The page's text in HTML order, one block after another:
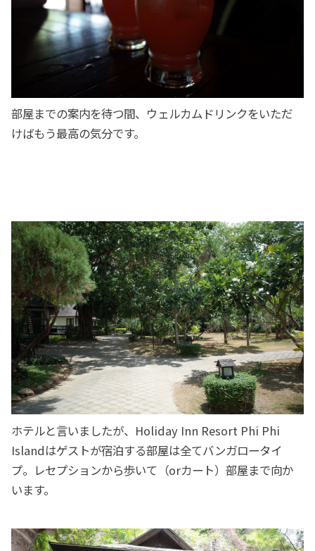
部屋までの案内を待つ間、ウェルカムドリンクをいただ
けばもう最高の気分です。
ホテルと言いましたが、Holiday Inn Resort Phi Phi
Islandはゲストが宿泊する部屋は全てバンガロータイ
プ。レセプションから歩いて（orカート）部屋まで向か
います。